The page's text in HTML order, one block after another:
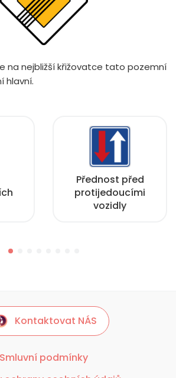
na nejbližší křižovatce tato pozemní
hlavní.
Přednost před
protijedoucími
vozidly
Kontaktovat NÁS
Smluvní podmínky